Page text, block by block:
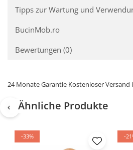
Packungsinhalt:
Endverarbeitung:
Farbe:
Tipps zur Wartung und
BucinMob.ro
Bewertungen (0)
24 Monate Garantie Kostenloser Versand
Ähnliche Produkte
-33% -